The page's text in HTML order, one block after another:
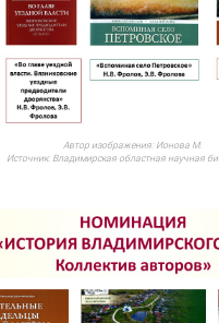
Автор изображения: Ионова М.
Источник: Владимирская областная научная